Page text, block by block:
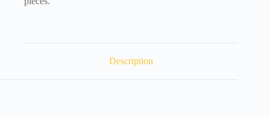
Description